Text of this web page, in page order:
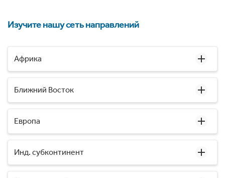
Изучите нашу сеть направлений
Африка
Ближний Восток
Европа
Инд. субконтинент